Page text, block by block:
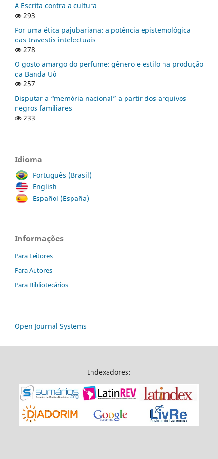
A Escrita contra a cultura
293
Por uma ética pajubariana: a potência epistemológica
das travestis intelectuais
278
O gosto amargo do perfume: gênero e estilo na produção
da Banda Uó
257
Disputar a “memória nacional” a partir dos arquivos
negros familiares
233
Idioma
Português (Brasil)
English
Español (España)
Informações
Para Leitores
Para Autores
Para Bibliotecários
Open Journal Systems
Indexadores: